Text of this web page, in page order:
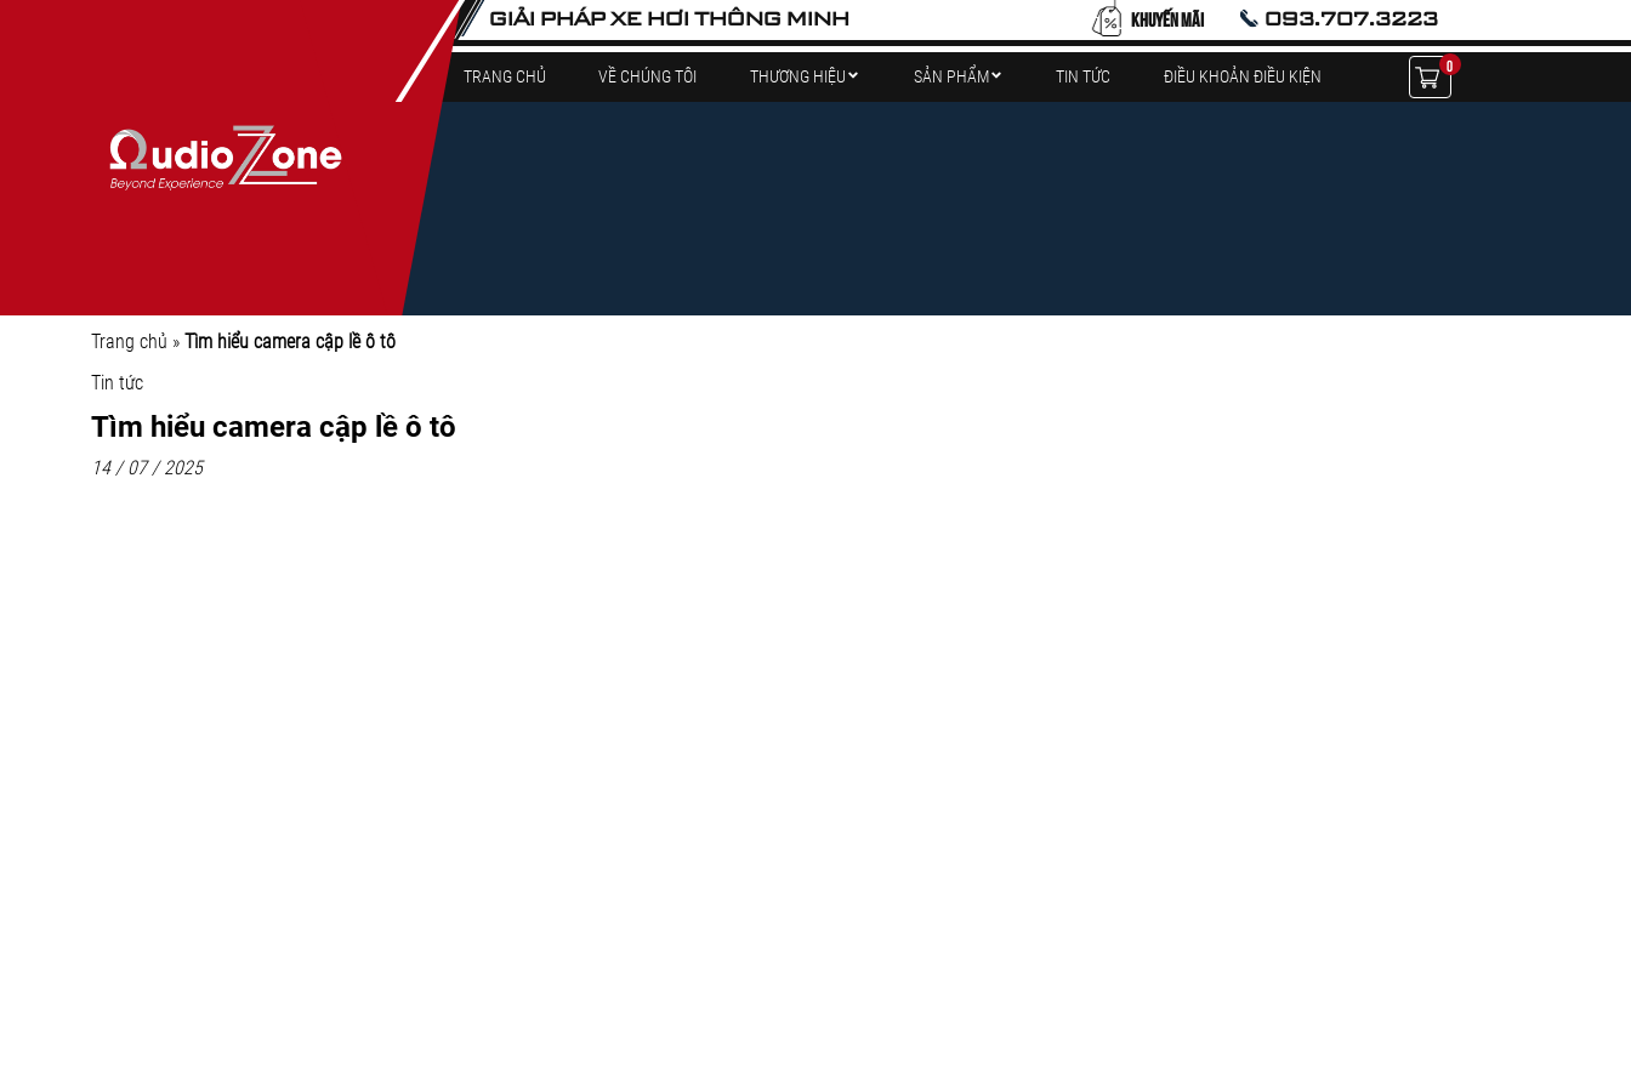
GIẢI PHÁP XE HƠI THÔNG MINH KHUYẾN MÃI 093.707.3223
TRANG CHỦ VỀ CHÚNG TÔI THƯƠNG HIỆU SẢN PHẨM TIN TỨC ĐIỀU KHOẢN ĐIỀU KIỆN
0
Trang chủ » Tìm hiểu camera cập lề ô tô
Tin tức
Tìm hiểu camera cập lề ô tô
14 / 07 / 2025